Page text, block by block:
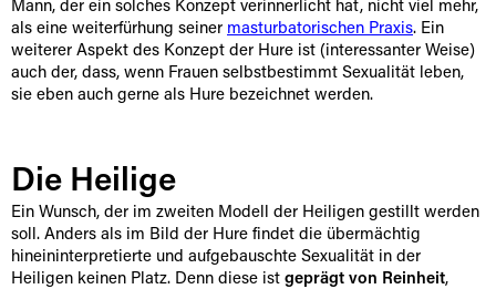
Mann, der ein solches Konzept verinnerlicht hat, nicht viel mehr,
als eine weiterfürhung seiner masturbatorischen Praxis. Ein
weiterer Aspekt des Konzept der Hure ist (interessanter Weise)
auch der, dass, wenn Frauen selbstbestimmt Sexualität leben,
sie eben auch gerne als Hure bezeichnet werden.
Die Heilige
Ein Wunsch, der im zweiten Modell der Heiligen gestillt werden
soll. Anders als im Bild der Hure findet die übermächtig
hineininterpretierte und aufgebauschte Sexualität in der
Heiligen keinen Platz. Denn diese ist geprägt von Reinheit,